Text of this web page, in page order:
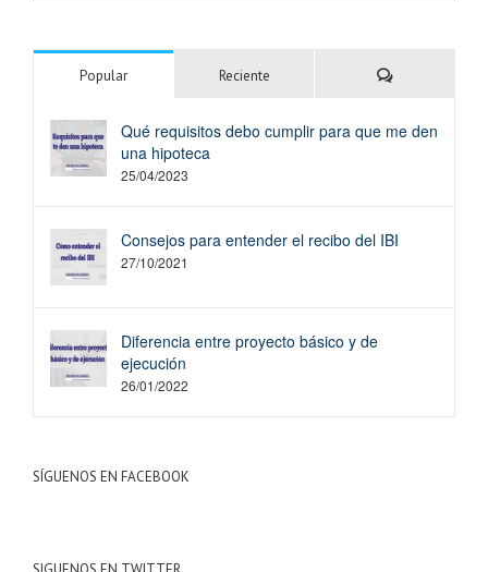
Popular Reciente Comentarios
Qué requisitos debo cumplir para que me den
una hipoteca
25/04/2023
Consejos para entender el recibo del IBI
27/10/2021
Diferencia entre proyecto básico y de
ejecución
26/01/2022
SÍGUENOS EN FACEBOOK